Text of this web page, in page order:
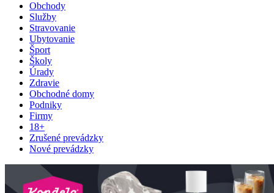
Obchody
Služby
Stravovanie
Ubytovanie
Šport
Školy
Úrady
Zdravie
Obchodné domy
Podniky
Firmy
18+
Zrušené prevádzky
Nové prevádzky